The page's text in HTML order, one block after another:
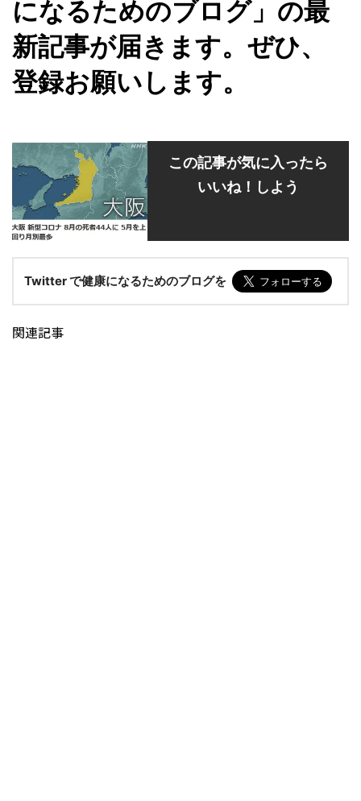
になるためのブログ」の最
新記事が届きます。ぜひ、
登録お願いします。
この記事が気に入ったら
いいね！しよう
Twitter で健康になるためのブログを
関連記事